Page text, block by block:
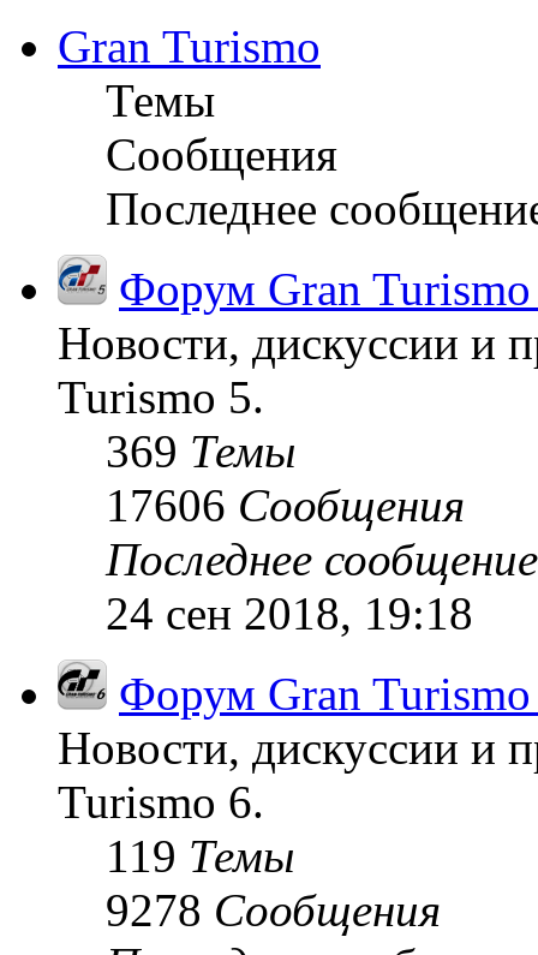
Gran Turismo
Темы
Сообщения
Последнее
Форум Gran
Новости, дискуссии и
Turismo 5.
369 Темы
17606 Сообщения
Последнее сообщение
24 сен 2018, 19:18
Форум Gran
Новости, дискуссии и
Turismo 6.
119 Темы
9278 Сообщения